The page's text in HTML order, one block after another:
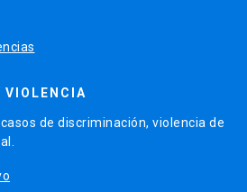
VIOLENCIA
de discriminación, violencia de